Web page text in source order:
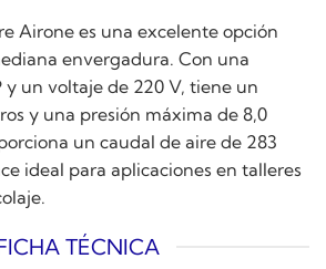
Airone es una excelente opción
envergadura. Con una
y un voltaje de 220 V, tiene un
y una presión máxima de 8,0
un caudal de aire de 283
ideal para aplicaciones en talleres
TÉCNICA